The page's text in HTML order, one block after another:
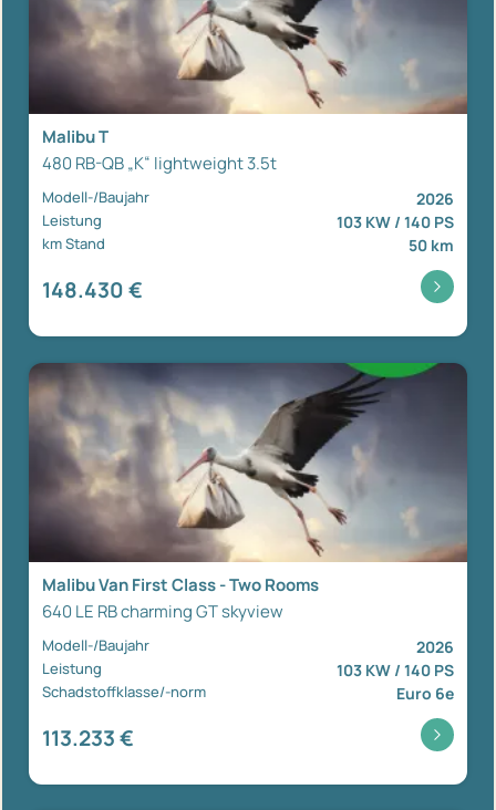
Malibu T
480 RB-QB „K“ lightweight 3.5t
Modell-/Baujahr 2026
Leistung 103 KW / 140 PS
km Stand 50 km
148.430 €
Malibu Van First Class - Two Rooms
640 LE RB charming GT skyview
Modell-/Baujahr 2026
Leistung 103 KW / 140 PS
Schadstoffklasse/-norm Euro 6e
113.233 €